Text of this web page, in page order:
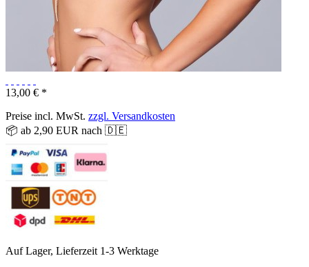
13,00 € *
Preise incl. MwSt. zzgl. Versandkosten
📦 ab 2,90 EUR nach 🇩🇪
Auf Lager, Lieferzeit 1-3 Werktage